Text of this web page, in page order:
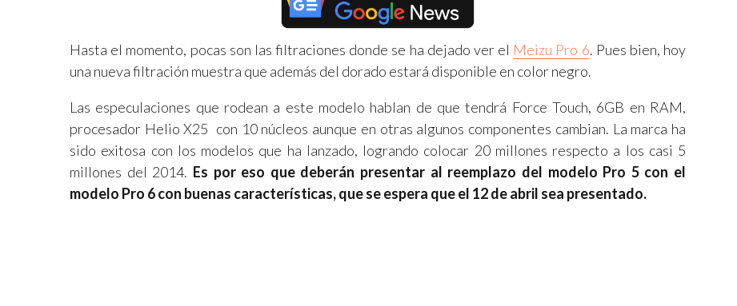
Hasta el momento, pocas son las filtraciones donde se ha dejado ver el Meizu Pro 6. Pues bien, hoy
una nueva filtración muestra que además del dorado estará disponible en color negro.
Las especulaciones que rodean a este modelo hablan de que tendrá Force Touch, 6GB en RAM,
procesador Helio X25 con 10 núcleos aunque en otras algunos componentes cambian. La marca ha
sido exitosa con los modelos que ha lanzado, logrando colocar 20 millones respecto a los casi 5
millones del 2014. Es por eso que deberán presentar al reemplazo del modelo Pro 5 con el
modelo Pro 6 con buenas características, que se espera que el 12 de abril sea presentado.